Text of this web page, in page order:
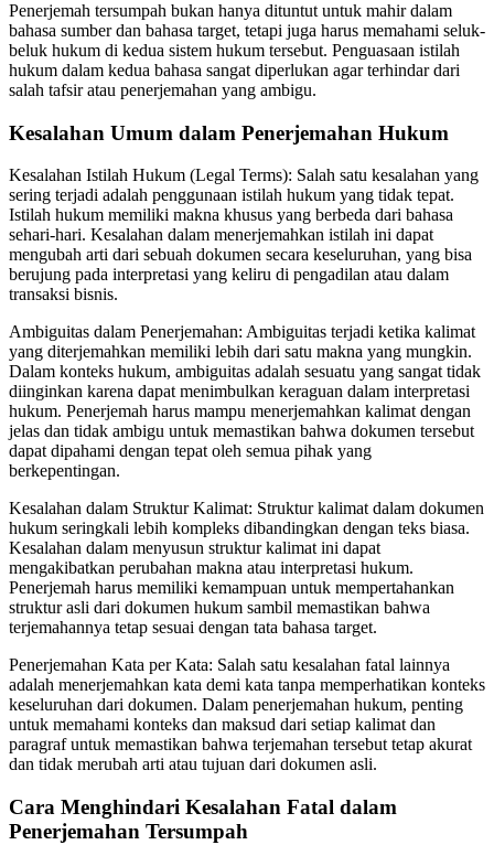
Penerjemah tersumpah bukan hanya dituntut untuk mahir dalam
bahasa sumber dan bahasa target, tetapi juga harus memahami seluk-
beluk hukum di kedua sistem hukum tersebut. Penguasaan istilah
hukum dalam kedua bahasa sangat diperlukan agar terhindar dari
salah tafsir atau penerjemahan yang ambigu.
Kesalahan Umum dalam Penerjemahan Hukum
Kesalahan Istilah Hukum (Legal Terms): Salah satu kesalahan yang
sering terjadi adalah penggunaan istilah hukum yang tidak tepat.
Istilah hukum memiliki makna khusus yang berbeda dari bahasa
sehari-hari. Kesalahan dalam menerjemahkan istilah ini dapat
mengubah arti dari sebuah dokumen secara keseluruhan, yang bisa
berujung pada interpretasi yang keliru di pengadilan atau dalam
transaksi bisnis.
Ambiguitas dalam Penerjemahan: Ambiguitas terjadi ketika kalimat
yang diterjemahkan memiliki lebih dari satu makna yang mungkin.
Dalam konteks hukum, ambiguitas adalah sesuatu yang sangat tidak
diinginkan karena dapat menimbulkan keraguan dalam interpretasi
hukum. Penerjemah harus mampu menerjemahkan kalimat dengan
jelas dan tidak ambigu untuk memastikan bahwa dokumen tersebut
dapat dipahami dengan tepat oleh semua pihak yang
berkepentingan.
Kesalahan dalam Struktur Kalimat: Struktur kalimat dalam dokumen
hukum seringkali lebih kompleks dibandingkan dengan teks biasa.
Kesalahan dalam menyusun struktur kalimat ini dapat
mengakibatkan perubahan makna atau interpretasi hukum.
Penerjemah harus memiliki kemampuan untuk mempertahankan
struktur asli dari dokumen hukum sambil memastikan bahwa
terjemahannya tetap sesuai dengan tata bahasa target.
Penerjemahan Kata per Kata: Salah satu kesalahan fatal lainnya
adalah menerjemahkan kata demi kata tanpa memperhatikan konteks
keseluruhan dari dokumen. Dalam penerjemahan hukum, penting
untuk memahami konteks dan maksud dari setiap kalimat dan
paragraf untuk memastikan bahwa terjemahan tersebut tetap akurat
dan tidak merubah arti atau tujuan dari dokumen asli.
Cara Menghindari Kesalahan Fatal dalam
Penerjemahan Tersumpah